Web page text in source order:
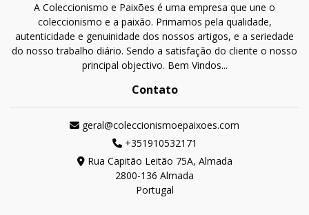
A Coleccionismo e Paixões é uma empresa que une o
coleccionismo e a paixão. Primamos pela qualidade,
autenticidade e genuinidade dos nossos artigos, e a seriedade
do nosso trabalho diário. Sendo a satisfação do cliente o nosso
principal objectivo. Bem Vindos...
Contato
geral@coleccionismoepaixoes.com
+351910532171
Rua Capitão Leitão 75A, Almada
2800-136 Almada
Portugal